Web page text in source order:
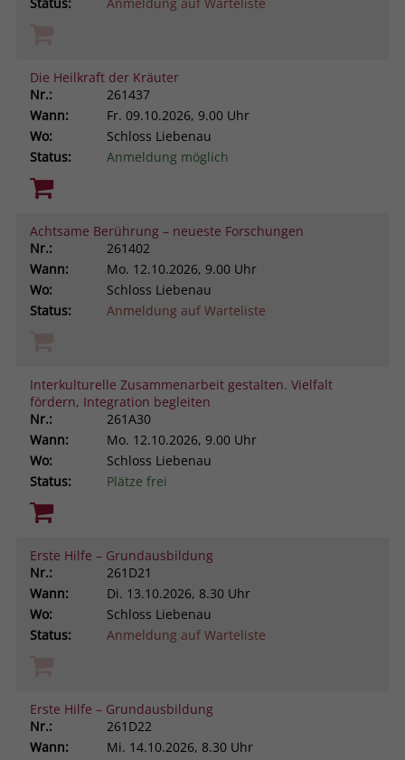
Die Heilkraft der Kräuter
Nr.:
261437
Wann:
Fr. 09.10.2026, 9.00 Uhr
Wo:
Schloss Liebenau
Status:
Anmeldung möglich
Achtsame Berührung – neueste Forschungen
Nr.:
261402
Wann:
Mo. 12.10.2026, 9.00 Uhr
Wo:
Schloss Liebenau
Status:
Anmeldung auf Warteliste
Interkulturelle Zusammenarbeit gestalten. Vielfalt
fördern, Integration begleiten
Nr.:
261A30
Wann:
Mo. 12.10.2026, 9.00 Uhr
Wo:
Schloss Liebenau
Status:
Plätze frei
Erste Hilfe – Grundausbildung
Nr.:
261D21
Wann:
Di. 13.10.2026, 8.30 Uhr
Wo:
Schloss Liebenau
Status:
Anmeldung auf Warteliste
Erste Hilfe – Grundausbildung
Nr.:
261D22
Wann:
Mi. 14.10.2026, 8.30 Uhr